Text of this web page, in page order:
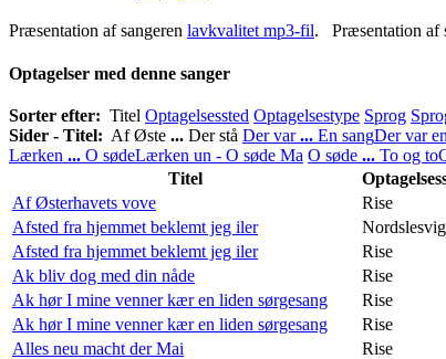
Præsentation af sangeren lavkvalitet mp3-fil. Præsentation af
Optagelser med denne sanger
Sorter efter: Titel Optagelsessted Optagelsestype Sprog
Sider - Titel: Af Øste ... Der stå Der var... En sangDer var
Lærken ... O sødeLærken un - O søde Ma O søde ... To og to
Titel
Af Østerhavets vove
Rise
Afsted fra hjemmet beklemt jeg iler
Nordslesvig
Afsted fra hjemmet beklemt jeg iler
Rise
Ak bliv dog med din nåde
Rise
Ak hør I mine venner kær en liden sørgesang
Rise
Ak hør I mine venner kær en liden sørgesang
Rise
Alles neu macht der Mai
Rise